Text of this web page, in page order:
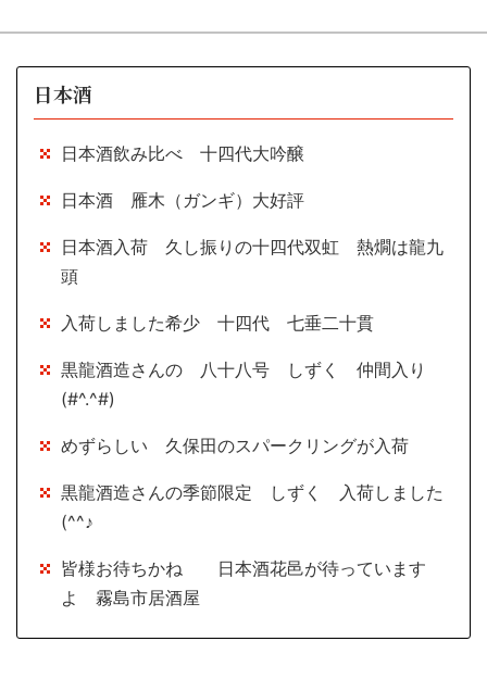
日本酒
日本酒飲み比べ 十四代大吟醸
日本酒 雁木（ガンギ）大好評
日本酒入荷 久し振りの十四代双虹 熱燗は龍九
頭
入荷しました希少 十四代 七垂二十貫
黒龍酒造さんの 八十八号 しずく 仲間入り
(#^.^#)
めずらしい 久保田のスパークリングが入荷
黒龍酒造さんの季節限定 しずく 入荷しました
(^^♪
皆様お待ちかね 日本酒花邑が待っています
よ 霧島市居酒屋